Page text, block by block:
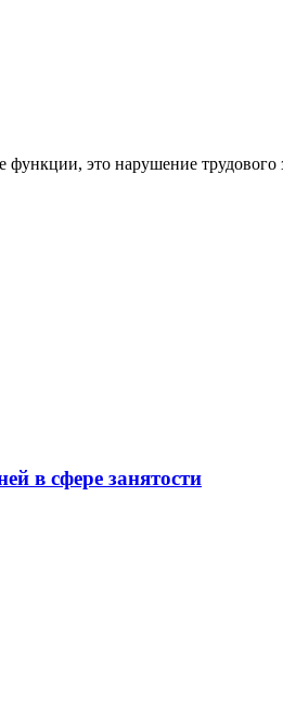
это нарушение трудового
в сфере занятости